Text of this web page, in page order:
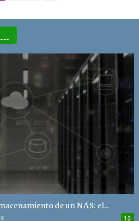
de un NAS: el...
10